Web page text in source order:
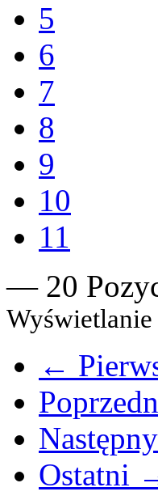
5
6
7
8
9
10
11
— 20
←
Następny
Ostatni